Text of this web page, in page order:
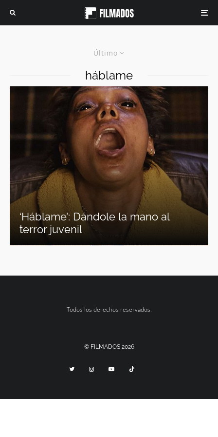
Último
háblame
‘Háblame’: Dándole la mano al
terror juvenil
Todos los derechos reservados.
© FILMADOS 2026